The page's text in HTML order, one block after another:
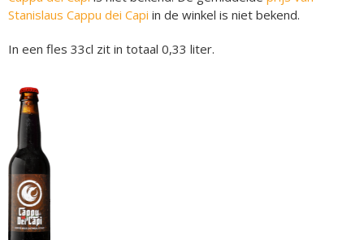
Stanislaus Cappu dei Capi in de winkel is niet bekend.
In een fles 33cl zit in totaal 0,33 liter.